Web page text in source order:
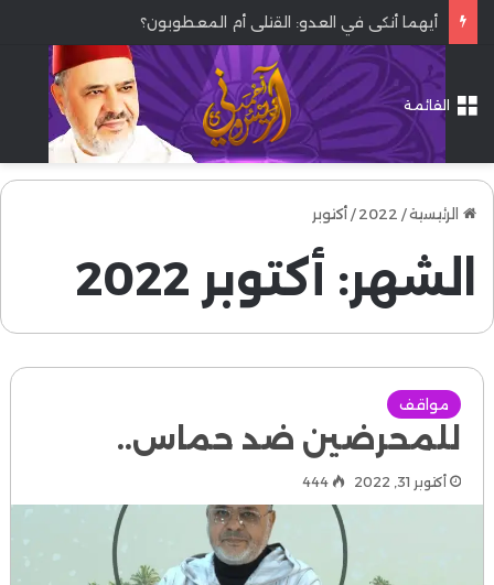
أيهما أنكى في العدو: القتلى أم المعطوبون؟
القائمة
الرئيسية/
2022
/ أكتوبر
الشهر: أكتوبر 2022
مواقف
للمحرضين ضد حماس..
أكتوبر 31, 2022 444